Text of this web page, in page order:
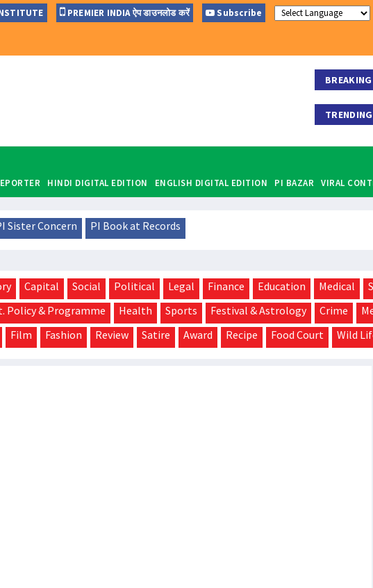
PREMIER INDIA ऐप डाउनलोड करें Subscribe
BREAKING
A new Punjabi Singing
TRENDING
#CoronaVirus
HINDI DIGITAL EDITION ENGLISH DIGITAL EDITION PI BAZAR VIRAL
Sister Concern PI Book at Records
Capital Social Political Legal Finance Education Medical
Policy & Programme Health Sports Festival & Astrology Crime
Film Fashion Review Satire Award Recipe Food Court Wild